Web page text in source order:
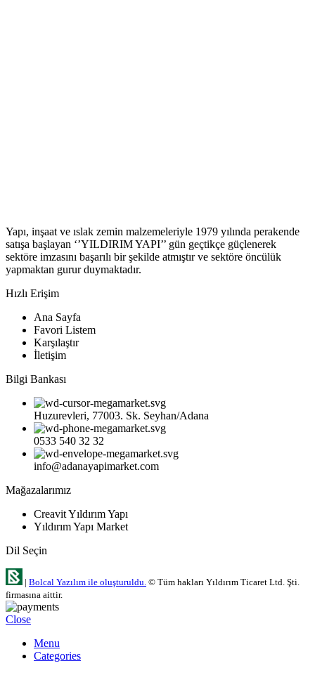
Yapı, inşaat ve ıslak zemin malzemeleriyle 1979 yılında perakende
satışa başlayan ‘’YILDIRIM YAPI’’ gün geçtikçe güçlenerek
sektöre imzasını başarılı bir şekilde atmıştır ve sektöre öncülük
yapmaktan gurur duymaktadır.
Hızlı Erişim
Ana Sayfa
Favori Listem
Karşılaştır
İletişim
Bilgi Bankası
Huzurevleri, 77003. Sk. Seyhan/Adana
0533 540 32 32
info@adanayapimarket.com
Mağazalarımız
Creavit Yıldırım Yapı
Yıldırım Yapı Market
Dil Seçin
| Bolcal Yazılım ile oluşturuldu. © Tüm hakları Yıldırım Ticaret Ltd. Şti.
firmasına aittir.
Close
Menu
Categories